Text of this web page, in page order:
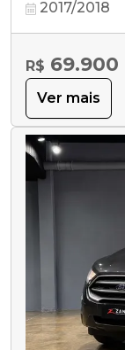
2017/2018
R$ 69.900
Ver mais